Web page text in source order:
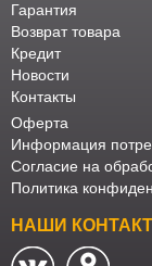
Гарантия
Возврат товара
Кредит
Новости
Контакты
Оферта
Информация
Согласие на
Политика
НАШИ